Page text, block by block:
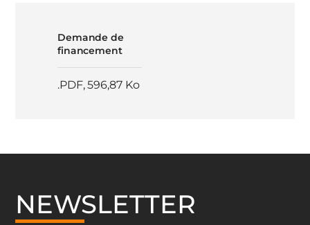
Demande de
financement
.PDF,596,87 Ko
NEWSLETTER